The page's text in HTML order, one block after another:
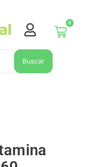
0
Carrito
Buscar